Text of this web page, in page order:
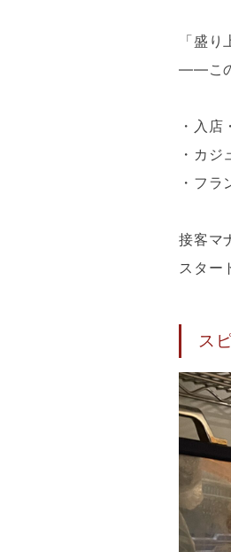
「盛
——この
・入
・カ
・フ
接客マ
スター
ス